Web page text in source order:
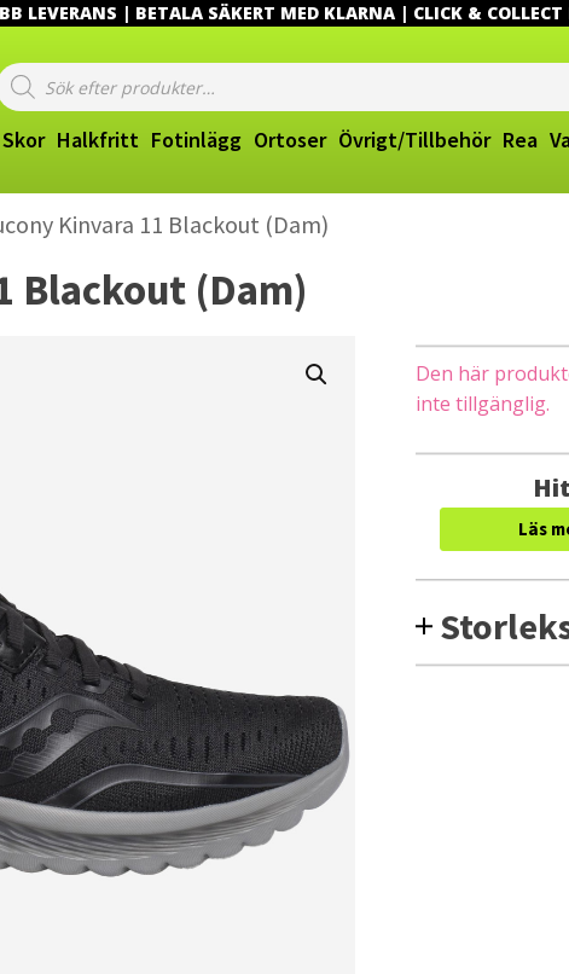
LEVERANS | BETALA SÄKERT MED KLARNA | CLICK & COLLECT
Skor Halkfritt Fotinlägg Ortoser Övrigt/Tillbehör Rea
Kinvara 11 Blackout (Dam)
Blackout (Dam)
Den här
inte tillgänglig.
Läs